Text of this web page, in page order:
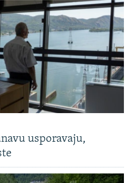
usporavaju,